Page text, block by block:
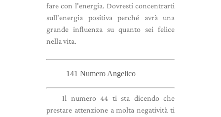
fare con l'energia. Dovresti concentrarti
sull'energia positiva perché avrà una
grande influenza su quanto sei felice
nella vita.
141 Numero Angelico
Il numero 44 ti sta dicendo che
prestare attenzione a molta negatività ti